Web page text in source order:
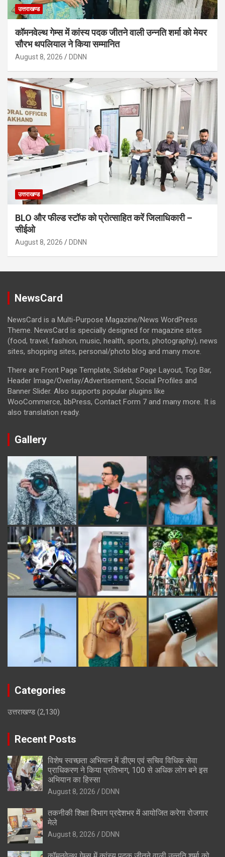
उत्तराखण्ड
कॉमनवेल्थ गेम्स में कांस्य पदक जीतने वाली उन्नति शर्मा को मेयर
सौरभ थपलियाल ने किया सम्मानित
August 8, 2026 DDNN
उत्तराखण्ड
BLO और फील्ड स्टॉफ को प्रोत्साहित करें जिलाधिकारी –
सीईओ
August 8, 2026 DDNN
NewsCard
NewsCard is a Multi-Purpose Magazine/News WordPress
Theme. NewsCard is specially designed for magazine sites
(food, travel, fashion, music, health, sports, photography), news
sites, shopping sites, personal/photo blog and many more.
There are Front Page Template, Sidebar Page Layout, Top Bar,
Header Image/Overlay/Advertisement, Social Profiles and
Banner Slider. Also supports popular plugins like
WooCommerce, bbPress, Contact Form 7 and many more. It is
also translation ready.
Gallery
Categories
उत्तराखण्ड(2,130)
Recent Posts
विशेष स्वच्छता अभियान में डीएम एवं सचिव विधिक सेवा
प्राधिकरण ने किया प्रतिभाग, 100 से अधिक लोग बने इस
अभियान का हिस्सा
August 8, 2026 DDNN
तकनीकी शिक्षा विभाग प्रदेशभर में आयोजित करेगा रोजगार
मेले
August 8, 2026 DDNN